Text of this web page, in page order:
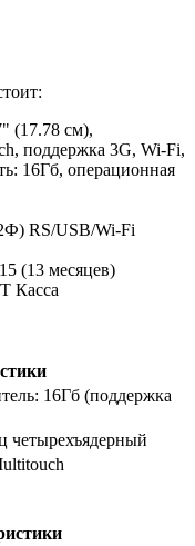
(17.78 см),
поддержка 3G, Wi-Fi,
16Гб, операционная
RS/USB/Wi-Fi
(13 месяцев)
Касса
16Гб (поддержка
четырехъядерный